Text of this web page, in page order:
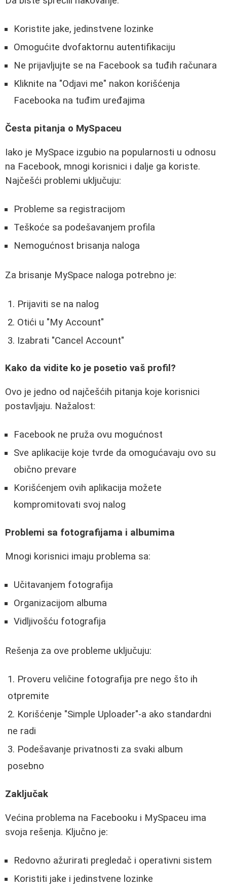
Koristite jake, jedinstvene lozinke
Omogućite dvofaktornu autentifikaciju
Ne prijavljujte se na Facebook sa tuđih računara
Kliknite na "Odjavi me" nakon korišćenja
Facebooka na tuđim uređajima
Česta pitanja o MySpaceu
Iako je MySpace izgubio na popularnosti u odnosu
na Facebook, mnogi korisnici i dalje ga koriste.
Najčešći problemi uključuju:
Probleme sa registracijom
Teškoće sa podešavanjem profila
Nemogućnost brisanja naloga
Za brisanje MySpace naloga potrebno je:
Prijaviti se na nalog
Otići u "My Account"
Izabrati "Cancel Account"
Kako da vidite ko je posetio vaš profil?
Ovo je jedno od najčešćih pitanja koje korisnici
postavljaju. Nažalost:
Facebook ne pruža ovu mogućnost
Sve aplikacije koje tvrde da omogućavaju ovo su
obično prevare
Korišćenjem ovih aplikacija možete
kompromitovati svoj nalog
Problemi sa fotografijama i albumima
Mnogi korisnici imaju problema sa:
Učitavanjem fotografija
Organizacijom albuma
Vidljivošću fotografija
Rešenja za ove probleme uključuju:
Proveru veličine fotografija pre nego što ih
otpremite
Korišćenje "Simple Uploader"-a ako standardni
ne radi
Podešavanje privatnosti za svaki album
posebno
Zaključak
Većina problema na Facebooku i MySpaceu ima
svoja rešenja. Ključno je:
Redovno ažurirati pregledač i operativni sistem
Koristiti jake i jedinstvene lozinke